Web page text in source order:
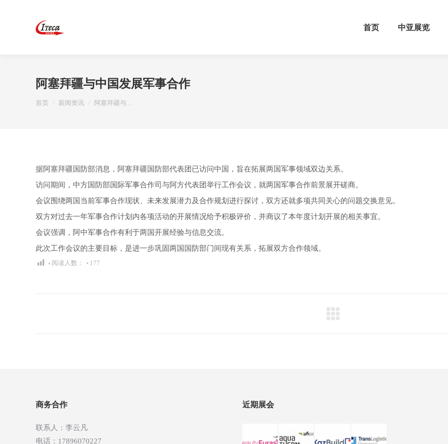
首页 中亚展览
阿塞拜疆与中国发展军事合作
首页 新闻资讯 阿塞拜疆与…
据阿塞拜疆国防部消息，阿塞拜疆国防部代表团已访问中国，旨在拓展两国军事领域双边关系。
访问期间，中方国防部国际军事合作司与阿方代表团举行工作会议，就两国军事合作前景展开磋商。
会议围绕两国当前军事合作现状、未来发展潜力及合作规划进行探讨，双方还就多项共同关心的问题交换意见。
双方对过去一年军事合作计划内各项活动的开展情况给予积极评价，并商议了本年度计划开展的相关事宜。
会议强调，阿中军事合作有利于两国开展经验与信息交流。
此次工作会议的主要目标，是进一步巩固两国国防部门间现有关系，拓展双方合作领域。
阅读人数： 177
商务合作
联系人：李云凡
电话：17896070227
近期展会